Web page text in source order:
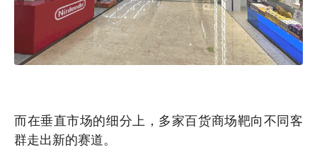
而在垂直市场的细分上，多家百货商场靶向不同客
群走出新的赛道。